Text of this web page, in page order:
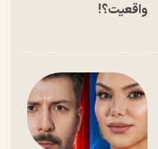
واقعیت؟!